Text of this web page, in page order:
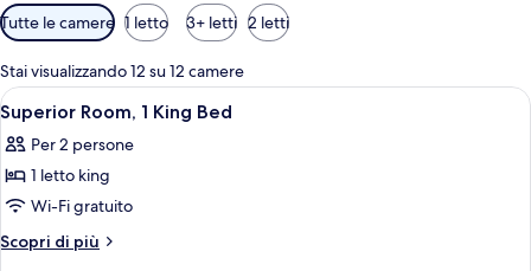
Filtri
disponibili
per
le
camere
Tutte le camere 1 letto 3+ letti 2 letti
Stai visualizzando 12 su 12 camere
Apri
tutte
le
foto
per
Superior
Una camera d'albergo con un letto
3
Superior Room, 1 King Bed
Per 2 persone
1 letto king
Wi-Fi gratuito
Scopri di più
Altri